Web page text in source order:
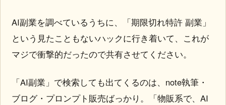
AI副業を調べているうちに、「期限切れ特許 副業」
という見たこともないハックに行き着いて、これが
マジで衝撃的だったので共有させてください。
「AI副業」で検索しても出てくるのは、note執筆・
ブログ・プロンプト販売ばっかり。「物販系で、AI